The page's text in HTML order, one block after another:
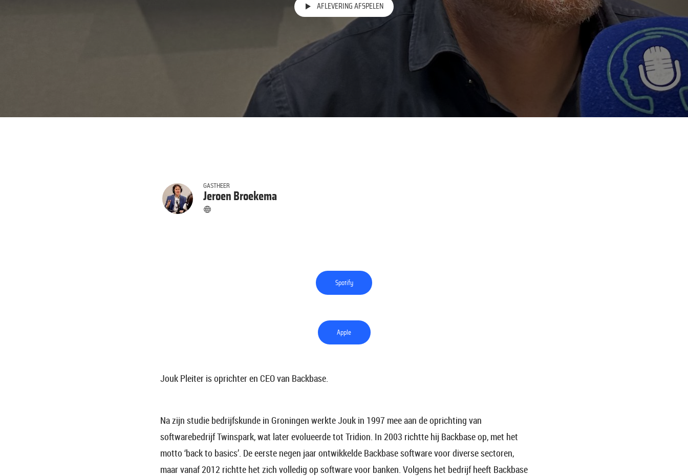
AFLEVERING AFSPELEN
GASTHEER
Jeroen Broekema
Spotify
Apple
Jouk Pleiter is oprichter en CEO van Backbase.
Na zijn studie bedrijfskunde in Groningen werkte Jouk in 1997 mee aan de oprichting van
softwarebedrijf Twinspark, wat later evolueerde tot Tridion. In 2003 richtte hij Backbase op, met het
motto ‘back to basics’. De eerste negen jaar ontwikkelde Backbase software voor diverse sectoren,
maar vanaf 2012 richtte het zich volledig op software voor banken. Volgens het bedrijf heeft Backbase